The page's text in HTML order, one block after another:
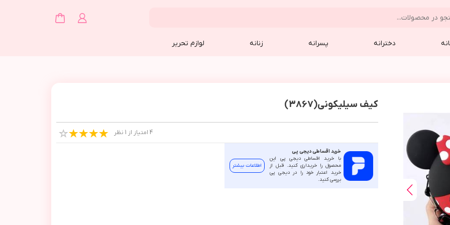
دخترانه پسرانه زنانه لوازم تحریر
کیف سیلیکونی(3867)
4 امتیاز از 1 نظر
خرید اقساطی دیجی پی
با خرید اقساطی دیجی پی این
محصول را خریداری کنید. قبل از
خرید اعتبار خود را در دیجی پی
بررسی کنید.
اطلاعات بیشتر